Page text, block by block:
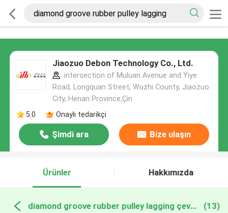
Jiaozuo Debon Technology Co., Ltd.
intersection of Muluan Avenue and Yiye
Road, Longquan Street, Wuzhi County, Jiaozuo
City, Henan Province,Çin
5.0
Onaylı tedarikçi
Şimdi ara Bize ulaşın
Ürünler Hakkımızda
diamond groove rubber pulley lagging çevrimiçi üretim (13)